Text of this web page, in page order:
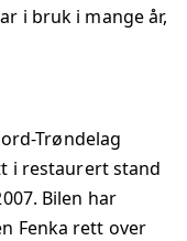
i bruk i mange år,
Trøndelag
i restaurert stand
Bilen har
Fenka rett over